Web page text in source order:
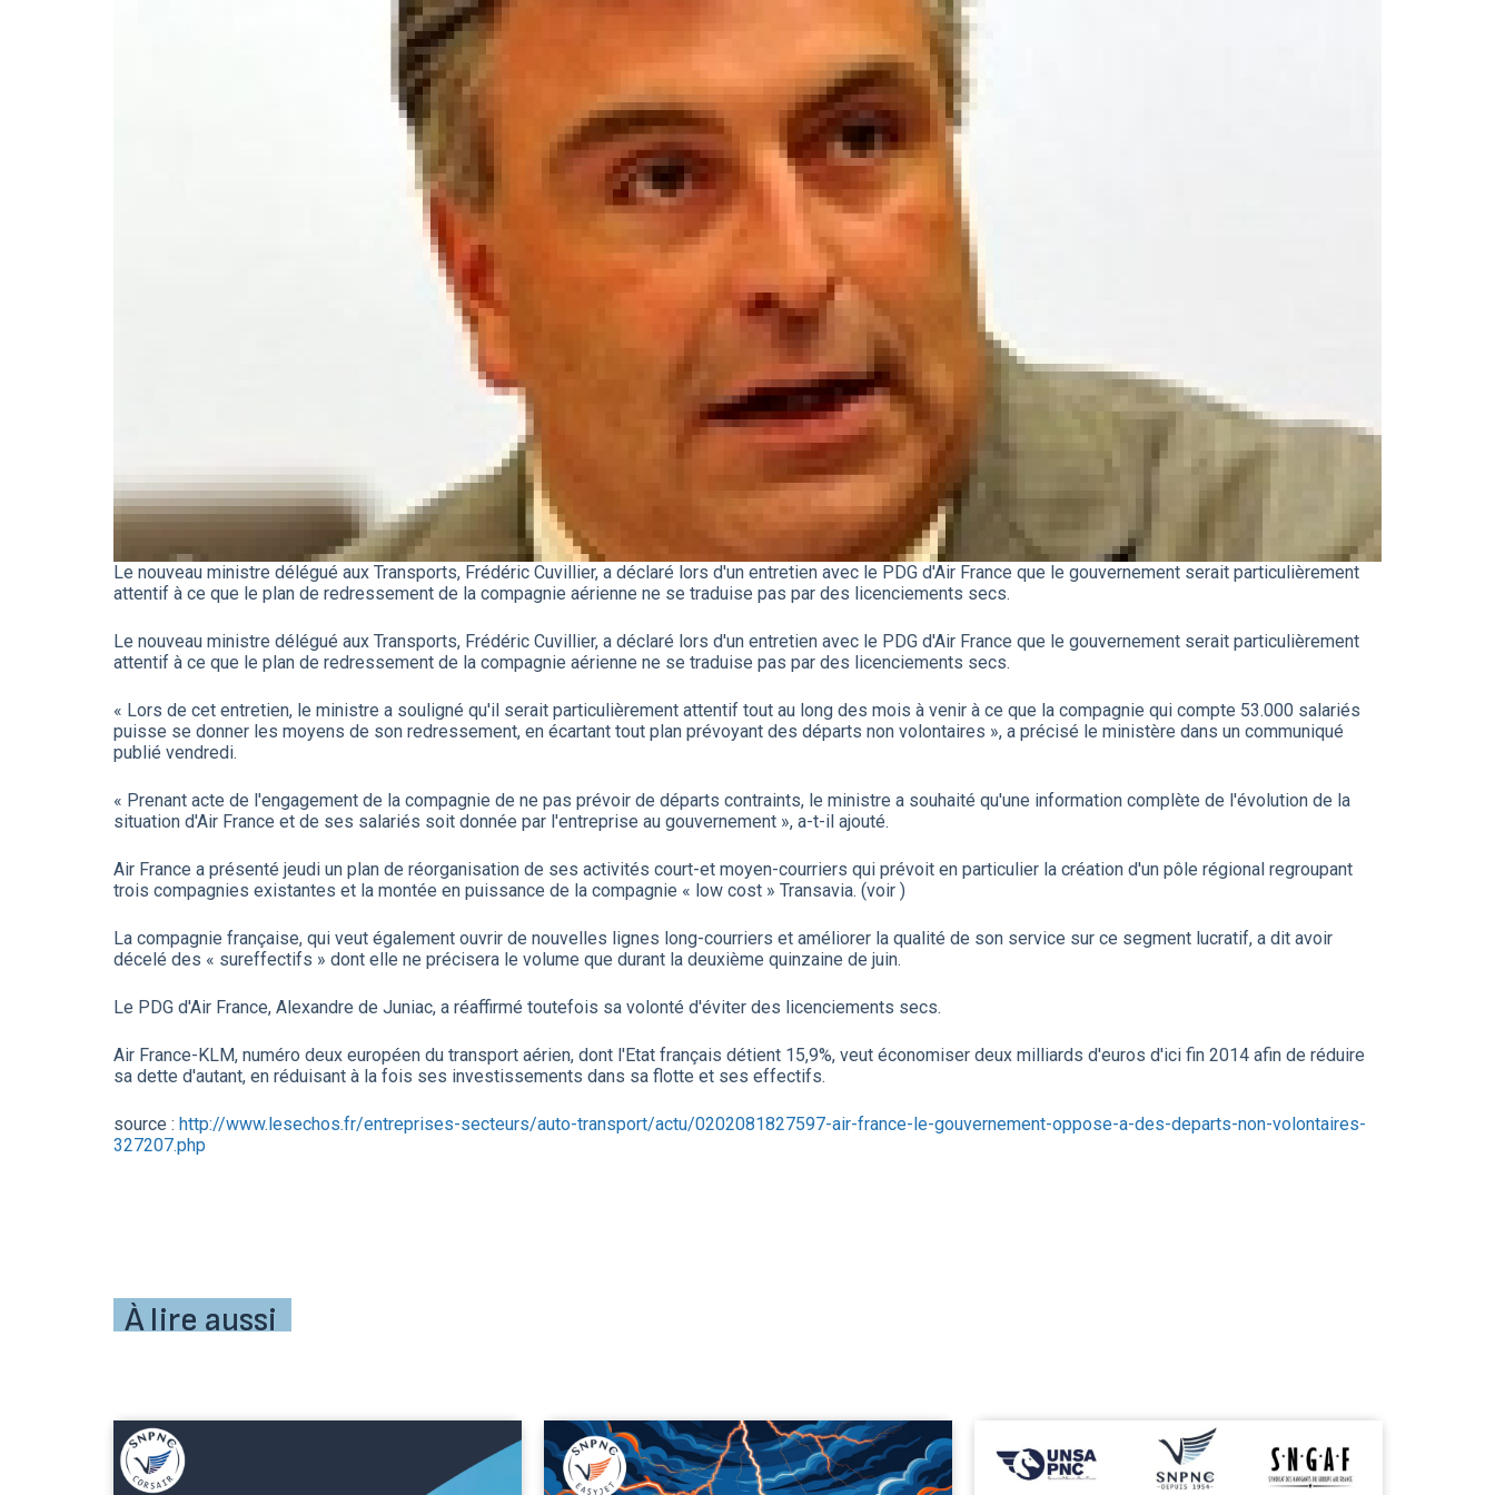
Le nouveau ministre délégué aux Transports, Frédéric Cuvillier, a déclaré lors d'un entretien avec le PDG d'Air France que le gouvernement serait particulièrement
attentif à ce que le plan de redressement de la compagnie aérienne ne se traduise pas par des licenciements secs.
Le nouveau ministre délégué aux Transports, Frédéric Cuvillier, a déclaré lors d'un entretien avec le PDG d'Air France que le gouvernement serait particulièrement
attentif à ce que le plan de redressement de la compagnie aérienne ne se traduise pas par des licenciements secs.
« Lors de cet entretien, le ministre a souligné qu'il serait particulièrement attentif tout au long des mois à venir à ce que la compagnie qui compte 53.000 salariés
puisse se donner les moyens de son redressement, en écartant tout plan prévoyant des départs non volontaires », a précisé le ministère dans un communiqué
publié vendredi.
« Prenant acte de l'engagement de la compagnie de ne pas prévoir de départs contraints, le ministre a souhaité qu'une information complète de l'évolution de la
situation d'Air France et de ses salariés soit donnée par l'entreprise au gouvernement », a-t-il ajouté.
Air France a présenté jeudi un plan de réorganisation de ses activités court-et moyen-courriers qui prévoit en particulier la création d'un pôle régional regroupant
trois compagnies existantes et la montée en puissance de la compagnie « low cost » Transavia. (voir )
La compagnie française, qui veut également ouvrir de nouvelles lignes long-courriers et améliorer la qualité de son service sur ce segment lucratif, a dit avoir
décelé des « sureffectifs » dont elle ne précisera le volume que durant la deuxième quinzaine de juin.
Le PDG d'Air France, Alexandre de Juniac, a réaffirmé toutefois sa volonté d'éviter des licenciements secs.
Air France-KLM, numéro deux européen du transport aérien, dont l'Etat français détient 15,9%, veut économiser deux milliards d'euros d'ici fin 2014 afin de réduire
sa dette d'autant, en réduisant à la fois ses investissements dans sa flotte et ses effectifs.
source : http://www.lesechos.fr/entreprises-secteurs/auto-transport/actu/0202081827597-air-france-le-gouvernement-oppose-a-des-departs-non-volontaires-
327207.php
À lire aussi